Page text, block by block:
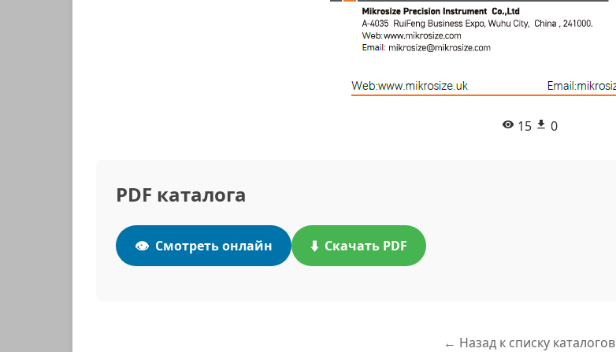
15 0
PDF каталога
👁️ Смотреть онлайн ⬇️ Скачать PDF
← Назад к списку каталогов